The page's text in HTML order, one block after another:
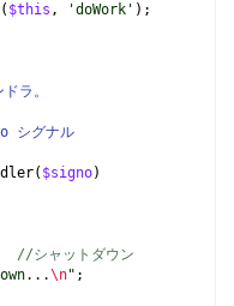
( $this , 'doWork' );
ラ。
シグナル
( $signo)
//シャットダウン
\n" ;